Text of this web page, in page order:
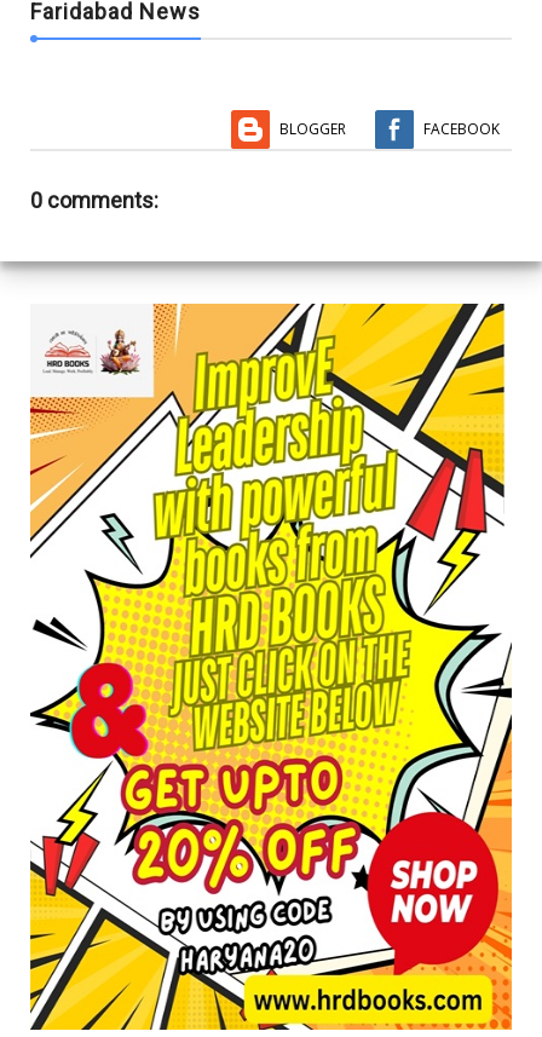
Faridabad News
BLOGGER FACEBOOK
0 comments: